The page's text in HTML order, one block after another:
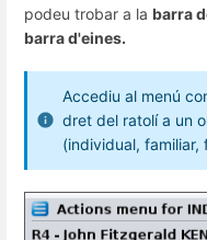
podeu trobar a la barra
barra d'eines.
Accediu al menú
dret del ratolí a un
(individual, familiar,